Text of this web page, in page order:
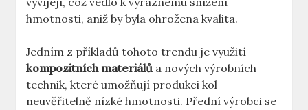
hmotnosti, aniž by byla ohrožena kvalita.
Jedním z příkladů tohoto trendu je využití
kompozitních materiálů a nových výrobních
technik, které umožňují produkci kol
neuvěřitelně nízké hmotnosti. Přední výrobci se